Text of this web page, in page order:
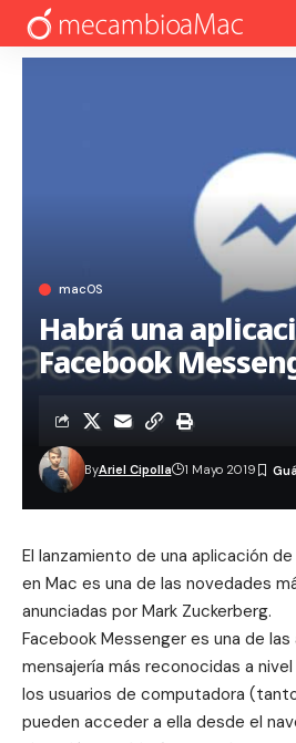
macOS
Habrá una
Facebook
ByAriel Cipolla 1 Mayo 2019
El lanzamiento de una aplicación
en Mac es una de las novedades
anunciadas por Mark Zuckerberg.
Facebook Messenger es una de
mensajería más reconocidas a nivel
los usuarios de computadora
pueden acceder a ella desde el